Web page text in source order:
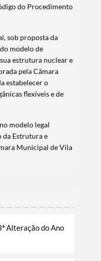
do Procedimento
sob proposta da
modelo de
estrutura nuclear e
pela Câmara
estabelecer o
flexíveis e de
modelo legal
da Estrutura e
Municipal de Vila
Alteração do Ano